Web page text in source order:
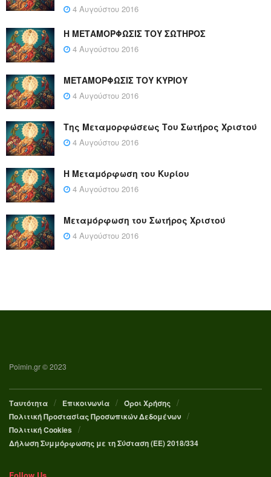
4 Αυγούστου 2016
Η ΜΕΤΑΜΟΡΦΩΣΙΣ ΤΟΥ ΣΩΤΗΡΟΣ
4 Αυγούστου 2016
ΜΕΤΑΜΟΡΦΩΣΙΣ ΤΟΥ ΚΥΡΙΟΥ
4 Αυγούστου 2016
Της Μεταμορφώσεως Του Σωτήρος Χριστού
4 Αυγούστου 2016
Η Μεταμόρφωση του Κυρίου
4 Αυγούστου 2016
Μεταμόρφωση του Σωτήρος Χριστού
4 Αυγούστου 2016
Poimin.gr © 2023
Ταυτότητα Επικοινωνία
Όροι Χρήσης
Πολιτική Προστασίας Προσωπικών Δεδομένων
Πολιτική Cookies
Δήλωση Συμμόρφωσης με τη Σύσταση (ΕΕ) 2018/334
Follow Us